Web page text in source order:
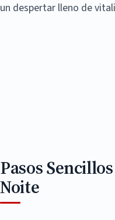
un despertar lleno de
Pasos
Noite